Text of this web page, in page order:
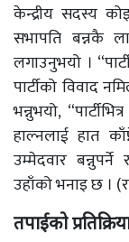
केन्द्रीय सदस्य
सभापति बन्नकै
लगाउनुभयो ।
पार्टीको विवाद
भन्नुभयो,
हाल्नलाई हात
उम्मेदवार
उहाँको भनाइ छ ।
तपाईको